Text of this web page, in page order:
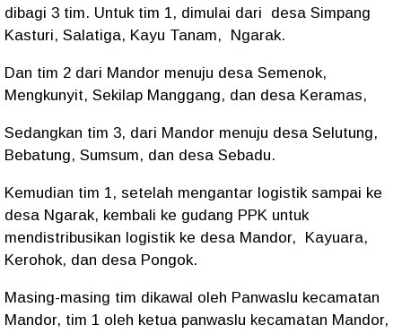
dibagi 3 tim. Untuk tim 1, dimulai dari desa Simpang
Kasturi, Salatiga, Kayu Tanam, Ngarak.
Dan tim 2 dari Mandor menuju desa Semenok,
Mengkunyit, Sekilap Manggang, dan desa Keramas,
Sedangkan tim 3, dari Mandor menuju desa Selutung,
Bebatung, Sumsum, dan desa Sebadu.
Kemudian tim 1, setelah mengantar logistik sampai ke
desa Ngarak, kembali ke gudang PPK untuk
mendistribusikan logistik ke desa Mandor, Kayuara,
Kerohok, dan desa Pongok.
Masing-masing tim dikawal oleh Panwaslu kecamatan
Mandor, tim 1 oleh ketua panwaslu kecamatan Mandor,